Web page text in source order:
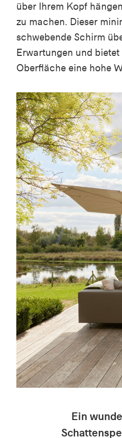
über Ihrem Kopf
zu machen. Dieser
schwebende Schirm
Erwartungen und
Oberfläche eine hohe
Ein